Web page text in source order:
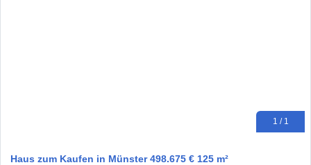
1 / 1
Haus zum Kaufen in Münster 498.675 € 125 m²